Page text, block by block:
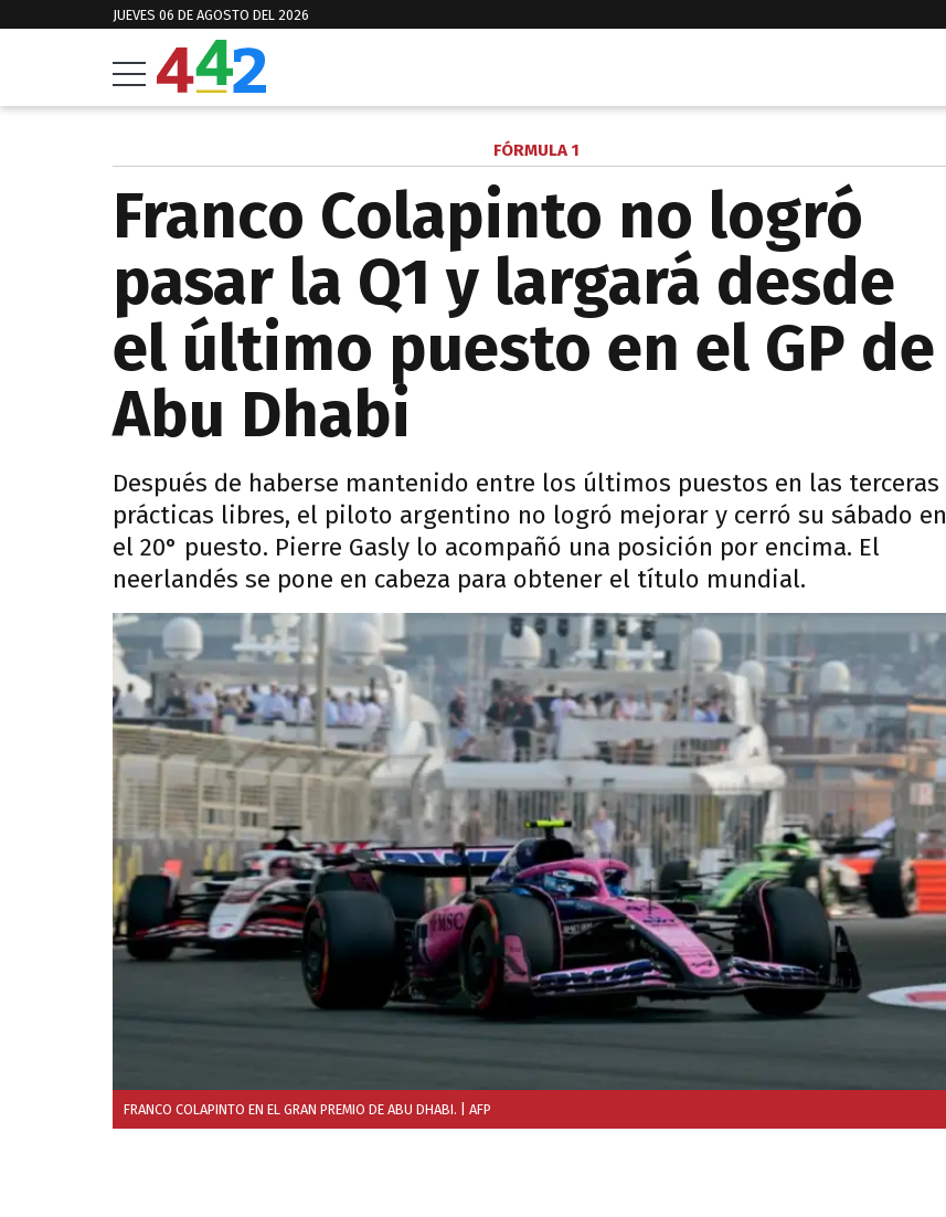
JUEVES 06 DE AGOSTO DEL 2026
FÓRMULA 1
Franco Colapinto no logró
pasar la Q1 y largará desde
el último puesto en el GP de
Abu Dhabi
Después de haberse mantenido entre los últimos puestos en las terceras
prácticas libres, el piloto argentino no logró mejorar y cerró su sábado en
el 20° puesto. Pierre Gasly lo acompañó una posición por encima. El
neerlandés se pone en cabeza para obtener el título mundial.
FRANCO COLAPINTO EN EL GRAN PREMIO DE ABU DHABI. | AFP